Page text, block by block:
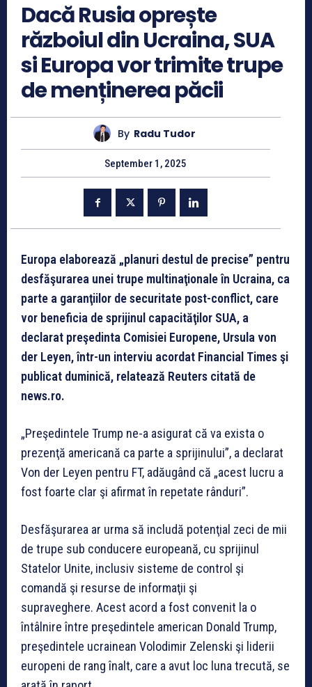
Dacă Rusia oprește
războiul din Ucraina, SUA
si Europa vor trimite trupe
de menținerea păcii
By Radu Tudor
September 1, 2025
Europa elaborează „planuri destul de precise” pentru
desfăşurarea unei trupe multinaţionale în Ucraina, ca
parte a garanţiilor de securitate post-conflict, care
vor beneficia de sprijinul capacităţilor SUA, a
declarat preşedinta Comisiei Europene, Ursula von
der Leyen, într-un interviu acordat Financial Times şi
publicat duminică, relatează Reuters citată de
news.ro.
„Preşedintele Trump ne-a asigurat că va exista o
prezenţă americană ca parte a sprijinului”, a declarat
Von der Leyen pentru FT, adăugând că „acest lucru a
fost foarte clar şi afirmat în repetate rânduri”.
Desfăşurarea ar urma să includă potenţial zeci de mii
de trupe sub conducere europeană, cu sprijinul
Statelor Unite, inclusiv sisteme de control şi
comandă şi resurse de informaţii şi
supraveghere. Acest acord a fost convenit la o
întâlnire între preşedintele american Donald Trump,
preşedintele ucrainean Volodimir Zelenski şi liderii
europeni de rang înalt, care a avut loc luna trecută, se